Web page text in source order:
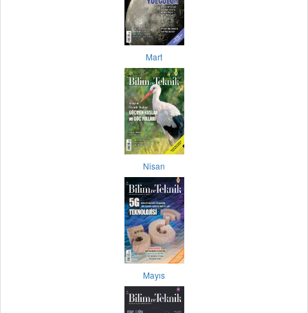
Mart
Nisan
Mayıs